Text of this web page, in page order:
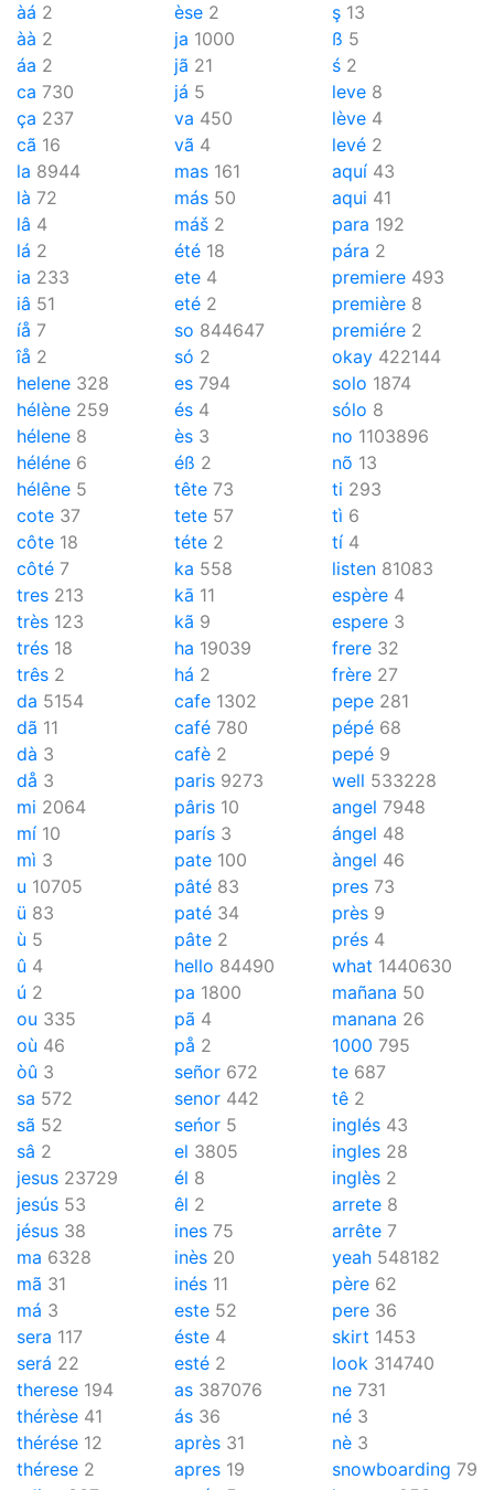
àá 2
àà 2
áa 2
ca 730
ça 237
cã 16
la 8944
là 72
lâ 4
lá 2
ia 233
iâ 51
íå 7
îå 2
helene 328
hélène 259
hélene 8
héléne 6
hélêne 5
cote 37
côte 18
côté 7
tres 213
très 123
trés 18
três 2
da 5154
dã 11
dà 3
då 3
mi 2064
mí 10
mì 3
u 10705
ü 83
ù 5
û 4
ú 2
ou 335
où 46
òû 3
sa 572
sã 52
sâ 2
jesus 23729
jesús 53
jésus 38
ma 6328
mã 31
má 3
sera 117
será 22
therese 194
thérèse 41
thérése 12
thérese 2
èse 2
ja 1000
jã 21
já 5
va 450
vã 4
mas 161
más 50
máš 2
été 18
ete 4
eté 2
so 844647
só 2
es 794
és 4
ès 3
éß 2
tête 73
tete 57
téte 2
ka 558
kā 11
kã 9
ha 19039
há 2
cafe 1302
café 780
cafè 2
paris 9273
pâris 10
parís 3
pate 100
pâté 83
paté 34
pâte 2
hello 84490
pa 1800
pã 4
på 2
señor 672
senor 442
seńor 5
el 3805
él 8
êl 2
ines 75
inès 20
inés 11
este 52
éste 4
esté 2
as 387076
ás 36
après 31
apres 19
ş 13
ß 5
ś 2
leve 8
lève 4
levé 2
aquí 43
aqui 41
para 192
pára 2
premiere 493
première 8
premiére 2
okay 422144
solo 1874
sólo 8
no 1103896
nõ 13
ti 293
tì 6
tí 4
listen 81083
espère 4
espere 3
frere 32
frère 27
pepe 281
pépé 68
pepé 9
well 533228
angel 7948
ángel 48
àngel 46
pres 73
près 9
prés 4
what 1440630
mañana 50
manana 26
1000 795
te 687
tê 2
inglés 43
ingles 28
inglès 2
arrete 8
arrête 7
yeah 548182
père 62
pere 36
skirt 1453
look 314740
ne 731
né 3
nè 3
snowboarding 79